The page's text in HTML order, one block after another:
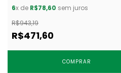
6x de R$78,60 sem juros
R$943,19
R$471,60
COMPRAR